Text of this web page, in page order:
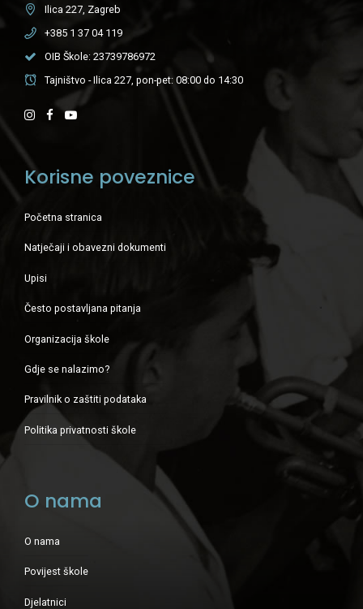
Ilica 227, Zagreb
+385 1 37 04 119
OIB Škole: 23739786972
Tajništvo - Ilica 227, pon-pet: 08:00 do 14:30
Korisne poveznice
Početna stranica
Natječaji i obavezni dokumenti
Upisi
Često postavljana pitanja
Organizacija škole
Gdje se nalazimo?
Pravilnik o zaštiti podataka
Politika privatnosti škole
O nama
O nama
Povijest škole
Djelatnici